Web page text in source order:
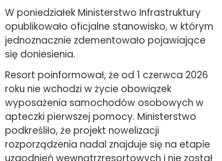
W poniedziałek Ministerstwo Infrastruktury
opublikowało oficjalne stanowisko, w którym
jednoznacznie zdementowało pojawiające
się doniesienia.
Resort poinformował, że od 1 czerwca 2026
roku nie wchodzi w życie obowiązek
wyposażenia samochodów osobowych w
apteczki pierwszej pomocy. Ministerstwo
podkreśliło, że projekt nowelizacji
rozporządzenia nadal znajduje się na etapie
uzgodnień wewnątrzresortowych i nie został